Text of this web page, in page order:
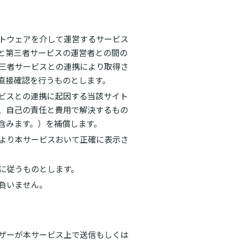
ウェアを介して運営するサービス
第三者サービスの運営者との間の
者サービスとの連携により取得さ
確認を行うものとします。
スとの連携に起因する当該サイト
自己の責任と費用で解決するもの
ます。）を補償します。
り本サービスおいて正確に表示さ
うものとします。
ません。
ーが本サービス上で送信もしくは